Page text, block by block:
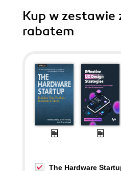
Kup w zestawie
rabatem
The Hardware